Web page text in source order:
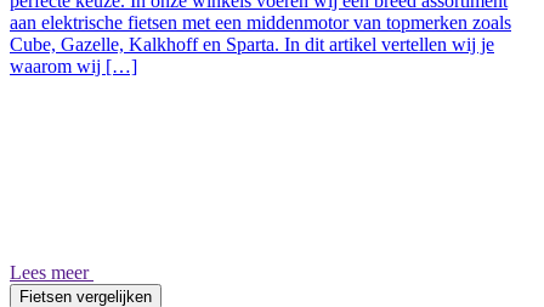
aan elektrische fietsen met een middenmotor van topmerken zoals
Cube, Gazelle, Kalkhoff en Sparta. In dit artikel vertellen wij je
waarom wij […]
Lees meer
Fietsen vergelijken